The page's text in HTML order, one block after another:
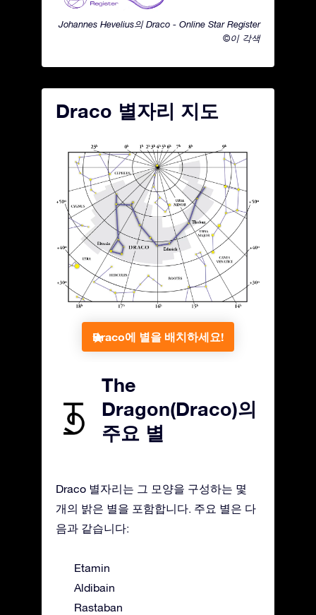
Johannes Hevelius의 Draco - Online Star Register
©이 각색
Draco 별자리 지도
Draco에 별을 배치하세요!
The
Dragon(Draco)의
주요 별
Draco 별자리는 그 모양을 구성하는 몇
개의 밝은 별을 포함합니다. 주요 별은 다
음과 같습니다:
Etamin
Aldibain
Rastaban